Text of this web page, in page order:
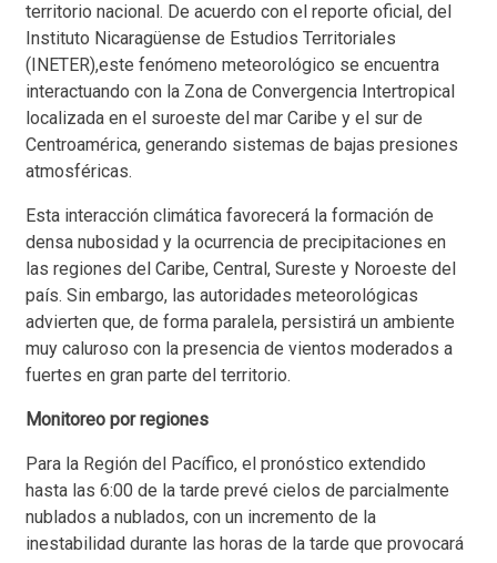
territorio nacional. De acuerdo con el reporte oficial, del
Instituto Nicaragüense de Estudios Territoriales
(INETER),este fenómeno meteorológico se encuentra
interactuando con la Zona de Convergencia Intertropical
localizada en el suroeste del mar Caribe y el sur de
Centroamérica, generando sistemas de bajas presiones
atmosféricas.
Esta interacción climática favorecerá la formación de
densa nubosidad y la ocurrencia de precipitaciones en
las regiones del Caribe, Central, Sureste y Noroeste del
país. Sin embargo, las autoridades meteorológicas
advierten que, de forma paralela, persistirá un ambiente
muy caluroso con la presencia de vientos moderados a
fuertes en gran parte del territorio.
Monitoreo por regiones
Para la Región del Pacífico, el pronóstico extendido
hasta las 6:00 de la tarde prevé cielos de parcialmente
nublados a nublados, con un incremento de la
inestabilidad durante las horas de la tarde que provocará